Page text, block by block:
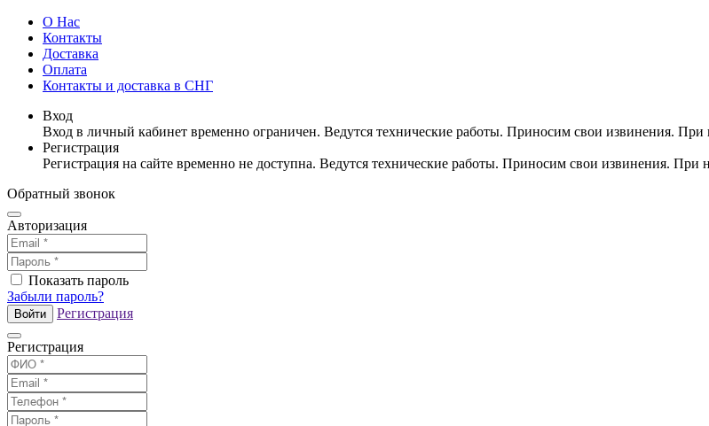
О Нас
Контакты
Доставка
Оплата
Контакты и доставка в СНГ
Вход
Вход в личный кабинет временно ограничен. Ведутся технические работы. Приносим свои извинения. При
Регистрация
Регистрация на сайте временно не доступна. Ведутся технические работы. Приносим свои извинения. При
Обратный звонок
Авторизация
Показать пароль
Забыли пароль?
Войти Регистрация
Регистрация